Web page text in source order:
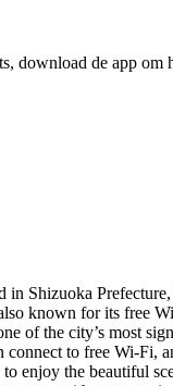
de app om
in Shizuoka
known for its free
of the city’s most
to free Wi-Fi,
enjoy the beautiful